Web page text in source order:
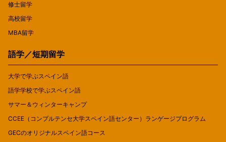
修士留学
高校留学
MBA留学
語学／短期留学
大学で学ぶスペイン語
語学学校で学ぶスペイン語
サマー＆ウィンターキャンプ
CCEE（コンプルテンセ大学スペイン語センター）ランゲージプログラム
GECのオリジナルスペイン語コース